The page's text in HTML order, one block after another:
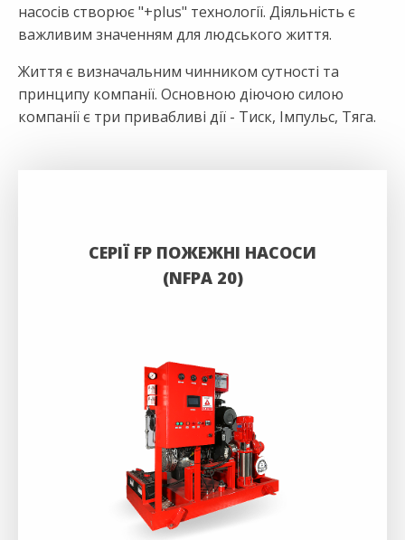
насосів створює "+plus" технології. Діяльність є
важливим значенням для людського життя.
Життя є визначальним чинником сутності та
принципу компанії. Основною діючою силою
компанії є три привабливі дії - Тиск, Імпульс, Тяга.
СЕРІЇ FP ПОЖЕЖНІ НАСОСИ
(NFPA 20)